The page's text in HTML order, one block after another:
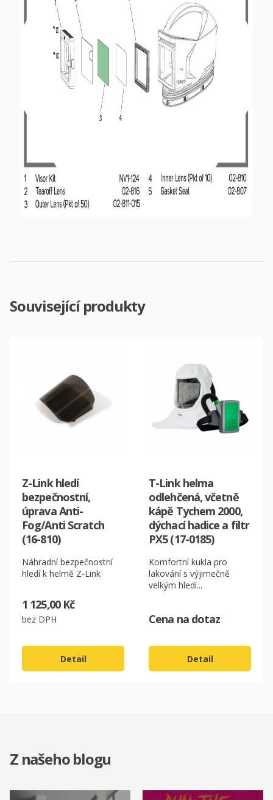
Související produkty
Z-Link hledí
bezpečnostní,
úprava Anti-
Fog/Anti Scratch
(16-810)
Náhradní bezpečnostní
hledí k helmě Z-Link
1 125,00 Kč
bez DPH
Detail
T-Link helma
odlehčená, včetně
kápě Tychem 2000,
dýchací hadice a filtr
PX5 (17-0185)
Komfortní kukla pro
lakování s výjimečně
velkým hledí...
Cena na dotaz
Detail
Z našeho blogu